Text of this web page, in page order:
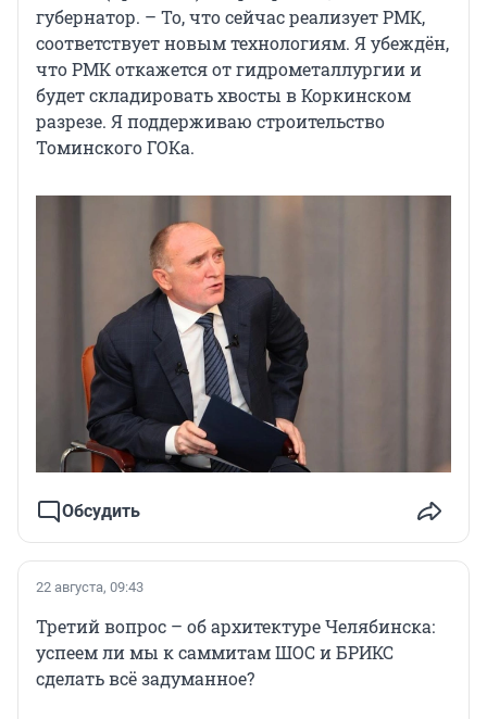
губернатор. – То, что сейчас реализует РМК,
соответствует новым технологиям. Я убеждён,
что РМК откажется от гидрометаллургии и
будет складировать хвосты в Коркинском
разрезе. Я поддерживаю строительство
Томинского ГОКа.
Обсудить
22 августа, 09:43
Третий вопрос – об архитектуре Челябинска:
успеем ли мы к саммитам ШОС и БРИКС
сделать всё задуманное?